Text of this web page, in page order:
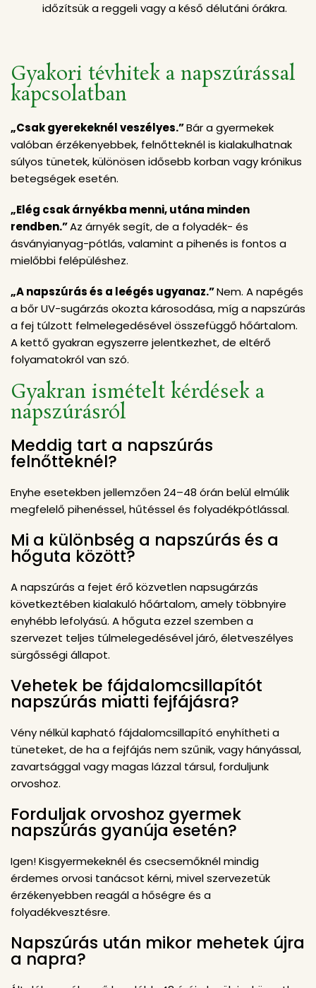
időzítsük a reggeli vagy a késő délutáni órákra.
Gyakori tévhitek a napszúrással
kapcsolatban
„Csak gyerekeknél veszélyes.”Bár a gyermekek
valóban érzékenyebbek, felnőtteknél is kialakulhatnak
súlyos tünetek, különösen idősebb korban vagy krónikus
betegségek esetén.
„Elég csak árnyékba menni, utána minden
rendben.”Az árnyék segít, de a folyadék- és
ásványianyag-pótlás, valamint a pihenés is fontos a
mielőbbi felépüléshez.
„A napszúrás és a leégés ugyanaz.”Nem. A napégés
a bőr UV-sugárzás okozta károsodása, míg a napszúrás
a fej túlzott felmelegedésével összefüggő hőártalom.
A kettő gyakran egyszerre jelentkezhet, de eltérő
folyamatokról van szó.
Gyakran ismételt kérdések a
napszúrásról
Meddig tart a napszúrás
felnőtteknél?
Enyhe esetekben jellemzően 24–48 órán belül elmúlik
megfelelő pihenéssel, hűtéssel és folyadékpótlással.
Mi a különbség a napszúrás és a
hőguta között?
A napszúrás a fejet érő közvetlen napsugárzás
következtében kialakuló hőártalom, amely többnyire
enyhébb lefolyású. A hőguta ezzel szemben a
szervezet teljes túlmelegedésével járó, életveszélyes
sürgősségi állapot.
Vehetek be fájdalomcsillapítót
napszúrás miatti fejfájásra?
Vény nélkül kapható fájdalomcsillapító enyhítheti a
tüneteket, de ha a fejfájás nem szűnik, vagy hányással,
zavartsággal vagy magas lázzal társul, forduljunk
orvoshoz.
Forduljak orvoshoz gyermek
napszúrás gyanúja esetén?
Igen! Kisgyermekeknél és csecsemőknél mindig
érdemes orvosi tanácsot kérni, mivel szervezetük
érzékenyebben reagál a hőségre és a
folyadékvesztésre.
Napszúrás után mikor mehetek újra
a napra?